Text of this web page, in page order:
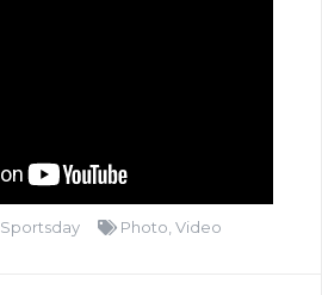
Sportsday Photo, Video